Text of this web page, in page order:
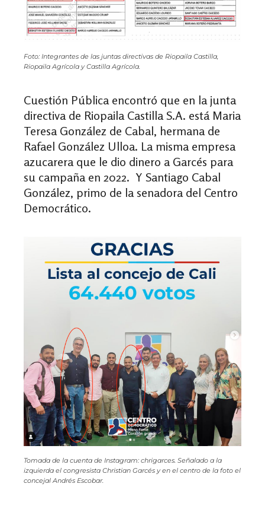
Foto: Integrantes de las juntas directivas de Riopaila Castilla,
Riopaila Agrícola y Castilla Agrícola.
Cuestión Pública encontró que en la junta
directiva de Riopaila Castilla S.A. está Maria
Teresa González de Cabal, hermana de
Rafael González Ulloa. La misma empresa
azucarera que le dio dinero a Garcés para
su campaña en 2022. Y Santiago Cabal
González, primo de la senadora del Centro
Democrático.
Tomada de la cuenta de Instagram: chrigarces. Señalado a la
izquierda el congresista Christian Garcés y en el centro de la foto el
concejal Andrés Escobar.